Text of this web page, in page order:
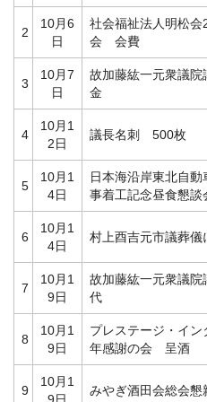
2
10月6
日
社会福祉法人明松
会 会費
3
10月7
日
故加藤紘一元衆議
金
4
10月1
2日
議長名刺 500枚
5
10月1
4日
日本海沿岸東北自
事着工記念昼食懇
6
10月1
4日
村上酉吉元市議葬儀
7
10月1
9日
故加藤紘一元衆議
代
8
10月1
9日
プレステージ・イ
年感謝の会 呈酒
9
10月1
9日
みやぎ酒田会総会